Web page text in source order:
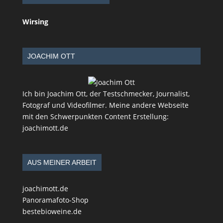
Wirsing
JOACHIM OTT
Ich bin Joachim Ott, der Testschmecker, Journalist,
Fotograf und Videofilmer. Meine andere Webseite
mit den Schwerpunkten Content Erstellung:
joachimott.de
AUS MEINER ARBEIT
joachimott.de
Panoramafoto-Shop
bestebioweine.de